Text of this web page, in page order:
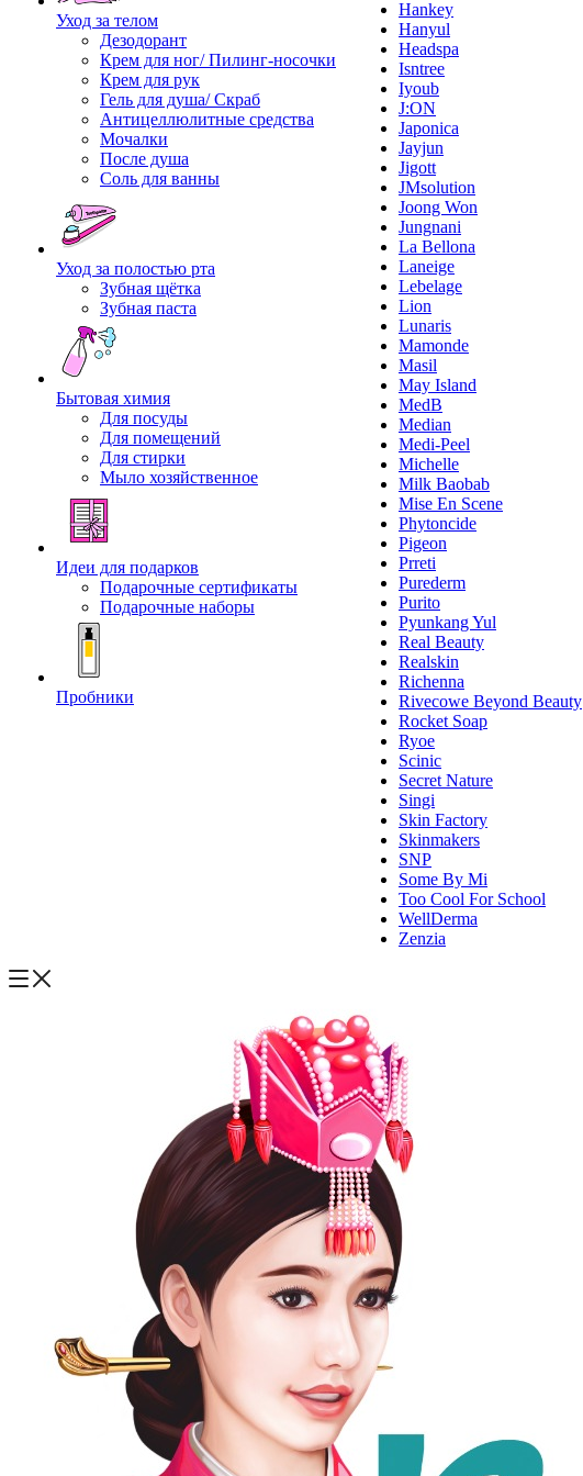
Уход за телом
Дезодорант
Крем для ног/ Пилинг-носочки
Крем для рук
Гель для душа/ Скраб
Антицеллюлитные средства
Мочалки
После душа
Соль для ванны
Уход за полостью рта
Зубная щётка
Зубная паста
Бытовая химия
Для посуды
Для помещений
Для стирки
Мыло хозяйственное
Идеи для подарков
Подарочные сертификаты
Подарочные наборы
Пробники
Hankey
Hanyul
Headspa
Isntree
Iyoub
J:ON
Japonica
Jayjun
Jigott
JMsolution
Joong Won
Jungnani
La Bellona
Laneige
Lebelage
Lion
Lunaris
Mamonde
Masil
May Island
MedB
Median
Medi-Peel
Michelle
Milk Baobab
Mise En Scene
Phytoncide
Pigeon
Prreti
Purederm
Purito
Pyunkang Yul
Real Beauty
Realskin
Richenna
Rivecowe Beyond Beauty
Rocket Soap
Ryoe
Scinic
Secret Nature
Singi
Skin Factory
Skinmakers
SNP
Some By Mi
Too Cool For School
WellDerma
Zenzia